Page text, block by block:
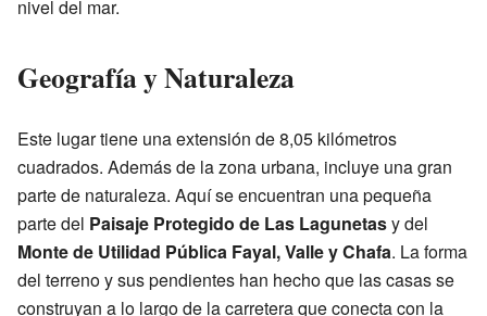
nivel del mar.
Geografía y Naturaleza
Este lugar tiene una extensión de 8,05 kilómetros
cuadrados. Además de la zona urbana, incluye una gran
parte de naturaleza. Aquí se encuentran una pequeña
parte del Paisaje Protegido de Las Lagunetasy del
Monte de Utilidad Pública Fayal, Valle y Chafa. La forma
del terreno y sus pendientes han hecho que las casas se
construyan a lo largo de la carretera que conecta con la